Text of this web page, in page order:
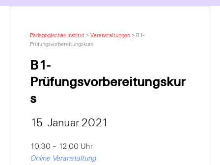
Pädagogisches Institut > Veranstaltungen > B1-
Prüfungsvorbereitungskurs
B1-
Prüfungsvorbereitungskur
s
15. Januar 2021
10:30 – 12:00 Uhr
Online Veranstaltung